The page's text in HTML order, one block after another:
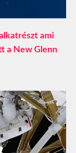
ami
a New Glenn